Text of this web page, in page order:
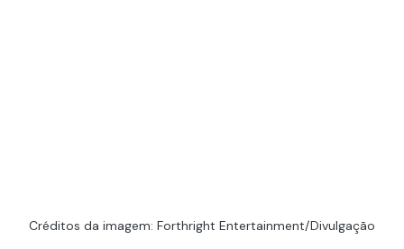
Créditos da imagem: Forthright Entertainment/Divulgação